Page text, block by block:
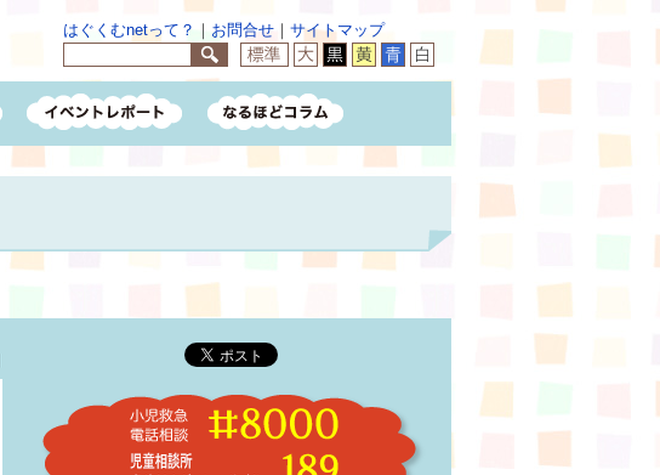
はぐくむnetって？ ｜ お問合せ ｜ サイトマップ